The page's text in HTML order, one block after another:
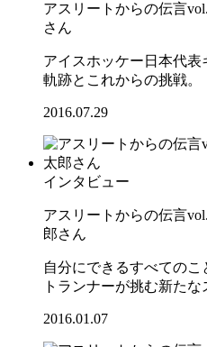
アスリートからの伝言
さん
アイスホッケー日本代
軌跡とこれからの挑戦。
2016.07.29
インタビュー
アスリートからの伝言
郎さん
自分にできるすべての
トランナーが挑む新たな
2016.01.07